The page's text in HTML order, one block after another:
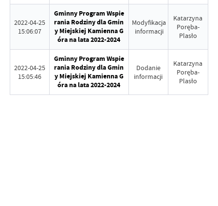
2022-04-25
15:06:07
Gminny Program Wspie
rania Rodziny dla Gmin
y Miejskiej Kamienna G
óra na lata 2022-2024
Modyfikacja
informacji
Katarzyna
Poręba-
Plasło
2022-04-25
15:05:46
Gminny Program Wspie
rania Rodziny dla Gmin
y Miejskiej Kamienna G
óra na lata 2022-2024
Dodanie
informacji
Katarzyna
Poręba-
Plasło